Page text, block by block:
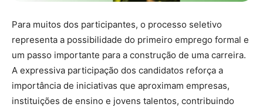
Para muitos dos participantes, o processo seletivo
representa a possibilidade do primeiro emprego formal e
um passo importante para a construção de uma carreira.
A expressiva participação dos candidatos reforça a
importância de iniciativas que aproximam empresas,
instituições de ensino e jovens talentos, contribuindo